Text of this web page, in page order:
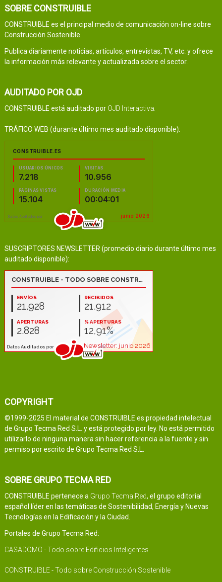
SOBRE CONSTRUIBLE
CONSTRUIBLE es el principal medio de comunicación on-line sobre
Construcción Sostenible.
Publica diariamente noticias, artículos, entrevistas, TV, etc. y ofrece
la información más relevante y actualizada sobre el sector.
AUDITADO POR OJD
CONSTRUIBLE está auditado por OJD Interactiva
TRÁFICO WEB (durante último mes auditado disponible):
SUSCRIPTORES NEWSLETTER (promedio diario durante último mes
auditado disponible):
COPYRIGHT
©1999-2025 El material de CONSTRUIBLE es propiedad intelectual
de Grupo Tecma Red S.L. y está protegido por ley. No está permitido
utilizarlo de ninguna manera sin hacer referencia a la fuente y sin
permiso por escrito de Grupo Tecma Red S.L.
SOBRE GRUPO TECMA RED
CONSTRUIBLE pertenece a Grupo Tecma Red, el grupo editorial
español líder en las temáticas de Sostenibilidad, Energía y Nuevas
Tecnologías en la Edificación y la Ciudad.
Portales de Grupo Tecma Red:
CASADOMO - Todo sobre Edificios Inteligentes
CONSTRUIBLE - Todo sobre Construcción Sostenible